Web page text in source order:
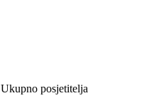
Ukupno posjetitelja